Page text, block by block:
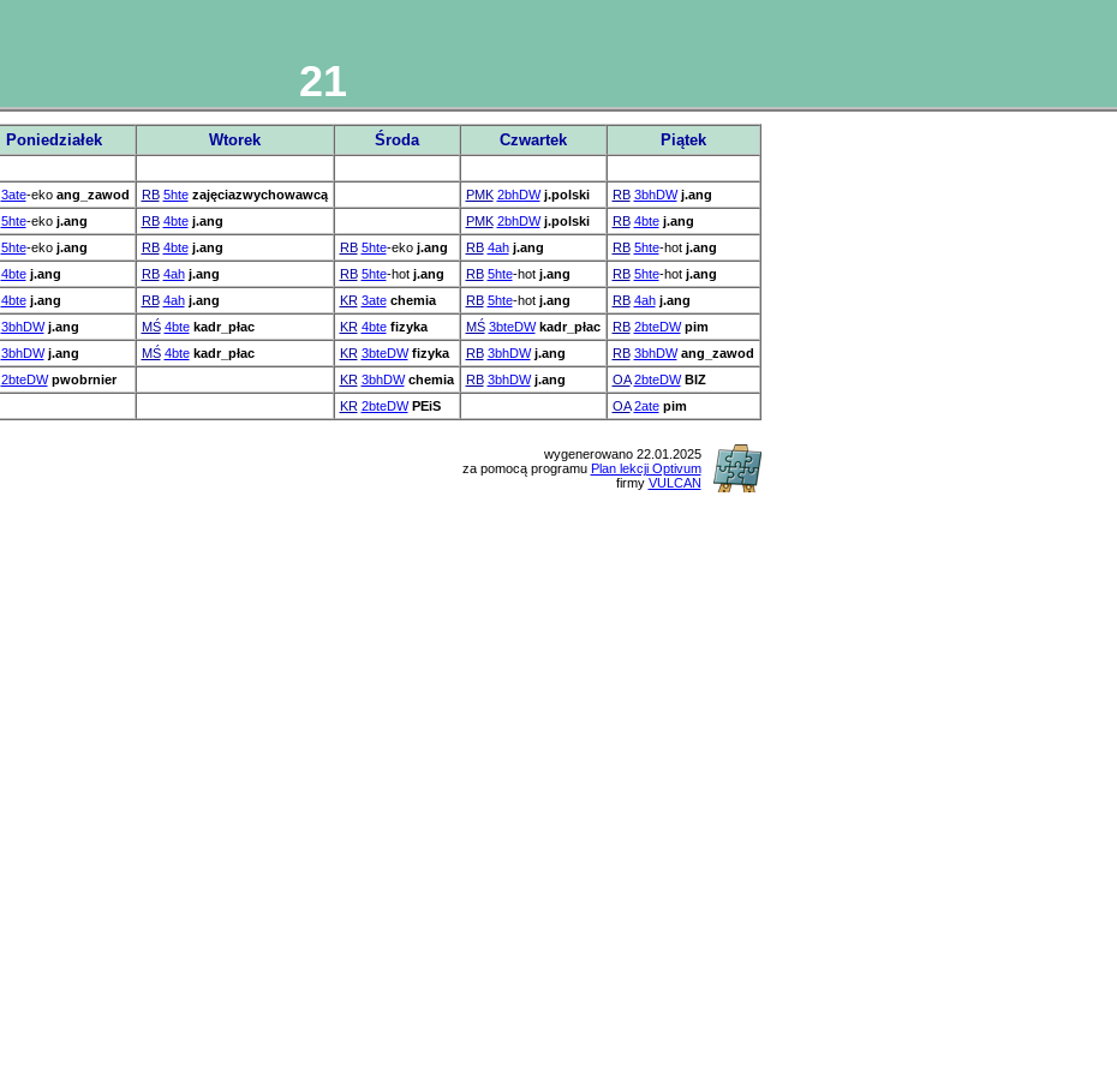
21
Poniedziałek Wtorek Środa Czwartek Piątek
3ate-eko ang_zawod RB 5hte zajęciazwychowawcą PMK 2bhDW j.polski RB 3bhDW j.ang
5hte-eko j.ang RB 4bte j.ang PMK 2bhDW j.polski RB 4bte j.ang
5hte-eko j.ang RB 4bte j.ang RB 5hte-eko j.ang RB 4ah j.ang RB 5hte-hot j.ang
4bte j.ang RB 4ah j.ang RB 5hte-hot j.ang RB 5hte-hot j.ang RB 5hte-hot j.ang
4bte j.ang RB 4ah j.ang KR 3ate chemia RB 5hte-hot j.ang RB 4ah j.ang
3bhDW j.ang MŚ 4bte kadr_płac KR 4bte fizyka MŚ 3bteDW kadr_płac RB 2bteDW pim
3bhDW j.ang MŚ 4bte kadr_płac KR 3bteDW fizyka RB 3bhDW j.ang RB 3bhDW ang_zawod
2bteDW pwobrnier KR 3bhDW chemia RB 3bhDW j.ang OA 2bteDW BIZ
KR 2bteDW PEiS OA 2ate pim
wygenerowano 22.01.2025
za pomocą programu Plan lekcji Optivum
firmy VULCAN